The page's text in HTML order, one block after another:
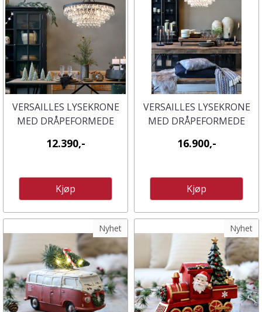
VERSAILLES LYSEKRONE
MED DRÅPEFORMEDE
HØYDE
12.390,-
Kjøp
VERSAILLES LYSEKRONE
MED DRÅPEFORMEDE
HØYDE
16.900,-
Kjøp
Nyhet Nyhet